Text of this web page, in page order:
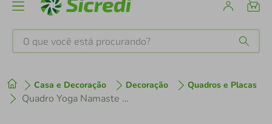
O que você está procurando?
Casa e Decoração Decoração Quadros e Placas
Quadro Yoga Namaste 100x70 Caixa Marfim
1º tenis